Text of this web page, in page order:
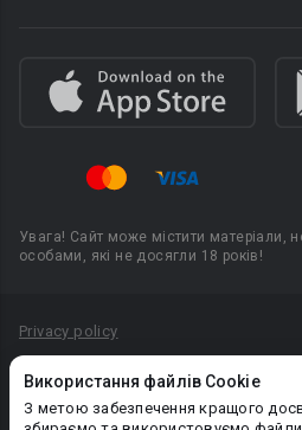
Використання файлів Cookie
З метою забезпечення кращого
Увага! Сайт може містити матеріали,
особами, які не досягли 18 років!
Privacy policy
Політика конфіденційності